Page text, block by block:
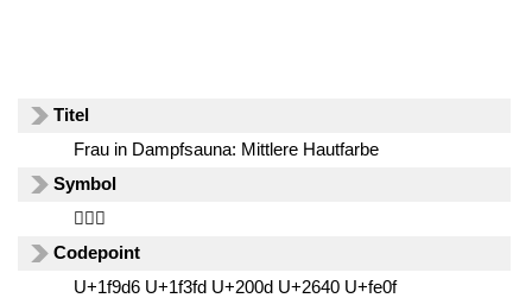
Titel
Frau in Dampfsauna: Mittlere Hautfarbe
Symbol
🧖🏽‍♀️
Codepoint
U+1f9d6 U+1f3fd U+200d U+2640 U+fe0f